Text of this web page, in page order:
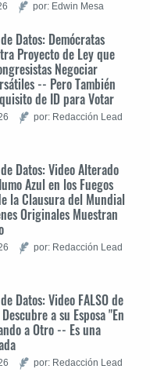
por: Edwin Mesa
Datos: Demócratas
Proyecto de Ley que
Negociar
-- Pero También
de ID para Votar
por: Redacción Lead
Datos: Video Alterado
Azul en los Fuegos
la Clausura del Mundial
Originales Muestran
por: Redacción Lead
Datos: Video FALSO de
a su Esposa "En
a Otro -- Es una
por: Redacción Lead